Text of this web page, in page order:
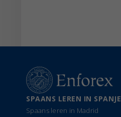
SPAANS LEREN IN SPANJE
Spaans leren in Madrid